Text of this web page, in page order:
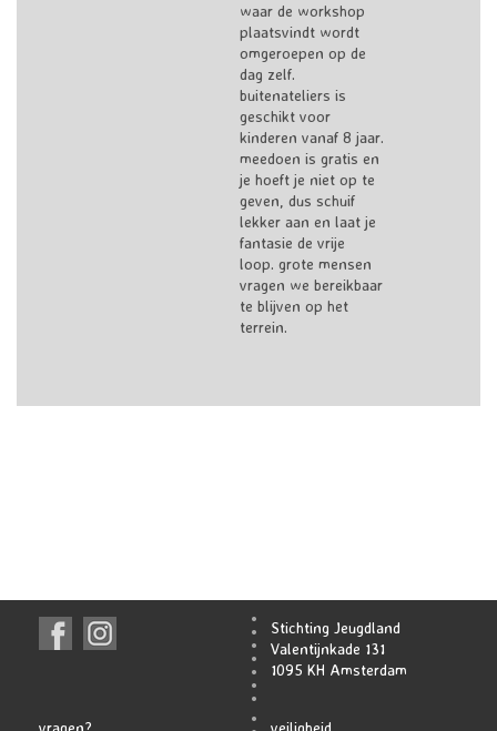
waar de workshop
plaatsvindt wordt
omgeroepen op de
dag zelf.
buitenateliers is
geschikt voor
kinderen vanaf 8 jaar.
meedoen is gratis en
je hoeft je niet op te
geven, dus schuif
lekker aan en laat je
fantasie de vrije
loop. grote mensen
vragen we bereikbaar
te blijven op het
terrein.
Stichting Jeugdland
Valentijnkade 131
1095 KH Amsterdam
vragen? veiligheid